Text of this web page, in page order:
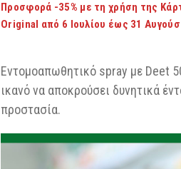
Προσφορά -35% με τη χρήση της
Original από 6 Ιουλίου έως 31
Εντομοαπωθητικό spray με Deet
ικανό να αποκρούσει δυνητικά
προστασία.